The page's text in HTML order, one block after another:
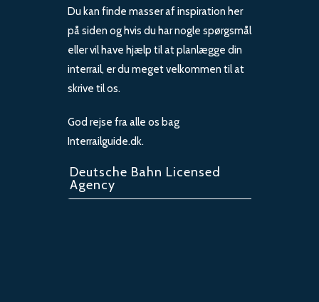
Du kan finde masser af inspiration her
på siden og hvis du har nogle spørgsmål
eller vil have hjælp til at planlægge din
interrail, er du meget velkommen til at
skrive til os.
God rejse fra alle os bag
Interrailguide.dk.
Deutsche Bahn Licensed
Agency